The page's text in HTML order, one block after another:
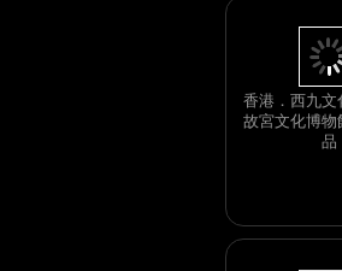
香港．西九文
故宮文化博物